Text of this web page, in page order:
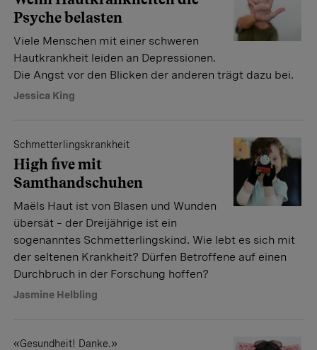
Psyche belasten
Viele Menschen mit einer schweren
Hautkrankheit leiden an Depressionen.
Die Angst vor den Blicken der anderen trägt dazu bei.
Jessica King
Schmetterlingskrankheit
High five mit
Samthandschuhen
Maëls Haut ist von Blasen und Wunden
übersät – der Dreijährige ist ein
sogenanntes Schmetterlingskind. Wie lebt es sich mit
der seltenen Krankheit? Dürfen Betroffene auf einen
Durchbruch in der Forschung hoffen?
Jasmine Helbling
«Gesundheit! Danke.»